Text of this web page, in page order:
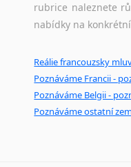
rubrice naleznete
nabídky na
Reálie francouzsky
Poznáváme Francii -
Poznáváme Belgii -
Poznáváme ostatní